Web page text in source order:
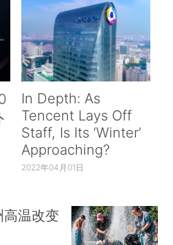
In Depth: As
Tencent Lays Off
Staff, Is Its ‘Winter’
Approaching?
2022年04月01日
高温改变